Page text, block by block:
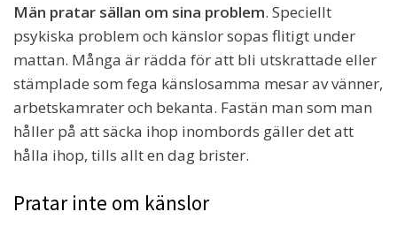
Män pratar sällan om sina problem. Speciellt
psykiska problem och känslor sopas flitigt under
mattan. Många är rädda för att bli utskrattade eller
stämplade som fega känslosamma mesar av vänner,
arbetskamrater och bekanta. Fastän man som man
håller på att säcka ihop inombords gäller det att
hålla ihop, tills allt en dag brister.
Pratar inte om känslor